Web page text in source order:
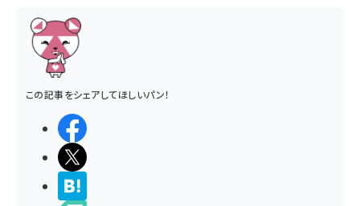
この記事をシェアしてほしいパン！